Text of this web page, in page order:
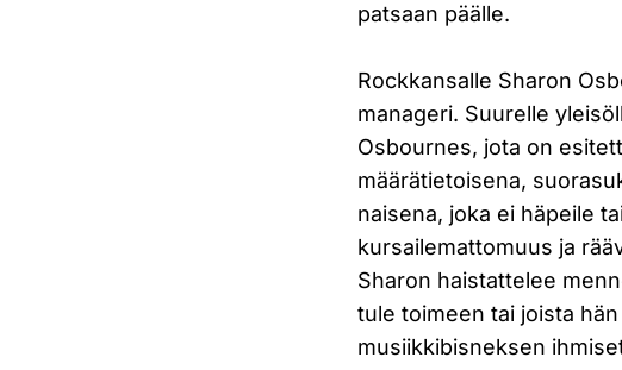
patsaan päälle.
Rockkansalle Sharon
manageri. Suurelle
Osbournes, jota on
määrätietoisena,
naisena, joka ei häpeile
kursailemattomuus ja
Sharon haistattelee
tule toimeen tai joista
musiikkibisneksen